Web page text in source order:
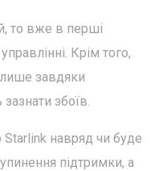
то вже в перші
Крім того,
завдяки
збоїв.
навряд чи буде
підтримки, а